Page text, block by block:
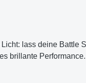
lass deine
brillante Performance.